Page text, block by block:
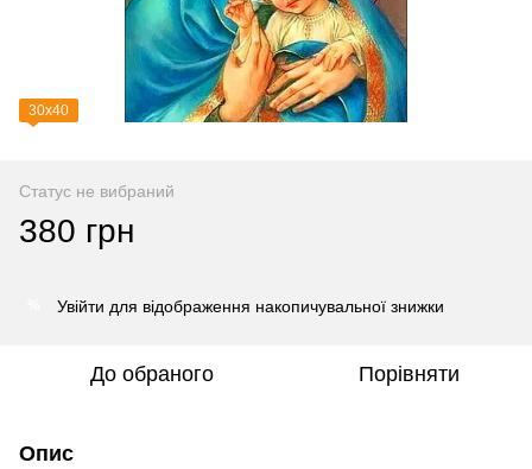
30х40
Статус не вибраний
380 грн
Увійти для відображення накопичувальної знижки
До обраного Порівняти
Опис